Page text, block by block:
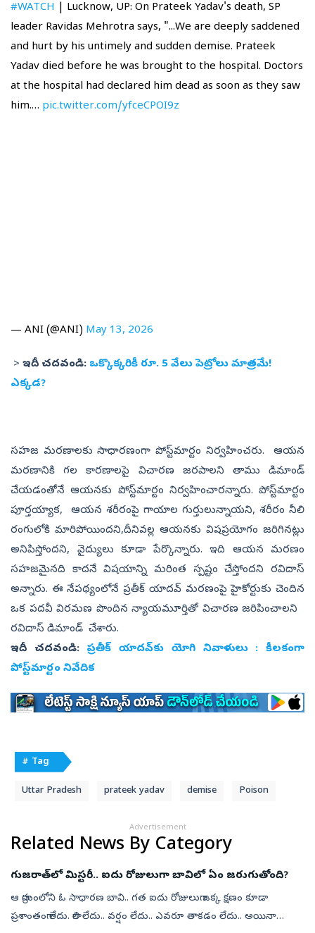
#WATCH | Lucknow, UP: On Prateek Yadav's death, SP
leader Ravidas Mehrotra says, "...We are deeply saddened
and hurt by his untimely and sudden demise. Prateek
Yadav died before he was brought to the hospital. Doctors
at the hospital had declared him dead as soon as they saw
him.… pic.twitter.com/yfceCPOI9z
— ANI (@ANI) May 13, 2026
> ఇదీ చదవండి: ఒక్కొక్కరికీ రూ. 5 వేలు పెట్రోలు మాత్రమే!
ఎక్కడ?
సహజ మరణాలకు సాధారణంగా పోస్ట్‌మార్టం నిర్వహించరు. ఆయన
మరణానికి గల కారణాలపై విచారణ జరపాలని తాము డిమాండ్
చేయడంతోనే ఆయనకు పోస్ట్‌మార్టం నిర్వహించారన్నారు. పోస్ట్‌మార్టం
పూర్తయ్యాక, ఆయన శరీరంపై గాయాల గుర్తులున్నాయని, శరీరం నీలి
రంగులోకి మారిపోయిందని,దీనివల్ల ఆయనకు విషప్రయోగం జరిగినట్లు
అనిపిస్తోందని, వైద్యులు కూడా పేర్కొన్నారు. ఇది ఆయన మరణం
సహజమైనది కాదనే విషయాన్ని మరింత స్పష్టం చేస్తోందని రవిదాస్‌
అన్నారు. ఈ నేపథ్యంలోనే ప్రతీక్ యాదవ్ మరణంపై హైకోర్టుకు చెందిన
ఒక పదవీ విరమణ పొందిన న్యాయమూర్తితో విచారణ జరిపించాలని
రవిదాస్‌ డిమాండ్ చేశారు.
ఇదీ చదవండి: ప్రతీక్‌ యాదవ్‌కు యోగి నివాళులు : కీలకంగా
పోస్ట్‌మార్టం నివేదిక
# Tag
Uttar Pradesh prateek yadav demise Poison
Advertisement
Related News By Category
గుజరాత్‌లో మిస్టరీ.. ఐదు రోజులుగా బావిలో ఏం జరుగుతోంది?
ఆ గ్రామంలోని ఓ సాధారణ బావి.. గత ఐదు రోజులుగా ఒక్క క్షణం కూడా
ప్రశాంతంగా లేదు. గాలి లేదు.. వర్షం లేదు.. ఎవరూ తాకడం లేదు.. అయినా